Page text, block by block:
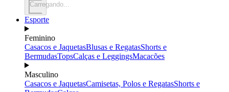
Carregando...
Esporte
Feminino
Casacos e JaquetasBlusas e RegatasShorts e
BermudasTopsCalças e LeggingsMacacões
Masculino
Casacos e JaquetasCamisetas, Polos e RegatasShorts e